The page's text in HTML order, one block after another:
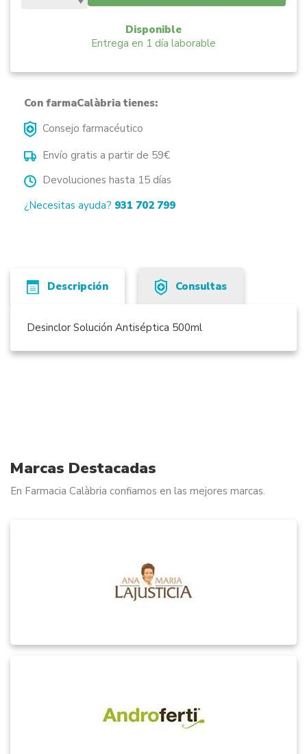
Disponible
Entrega en 1 día laborable
Con farmaCalàbria tienes:
Consejo farmacéutico
Envío gratis a partir de 59€
Devoluciones hasta 15 días
¿Necesitas ayuda? 931 702 799
Descripción Consultas
Desinclor Solución Antiséptica 500ml
Marcas Destacadas
En Farmacia Calàbria confiamos en las mejores marcas.